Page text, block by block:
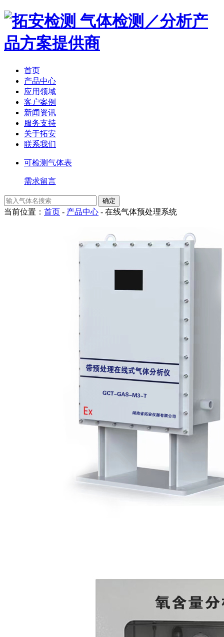
气体检测／分析产
品方案提供商
首页
产品中心
应用领域
客户案例
新闻资讯
服务支持
关于拓安
联系我们
可检测气体表
需求留言
当前位置： 首页 - 产品中心 - 在线气体预处理系统